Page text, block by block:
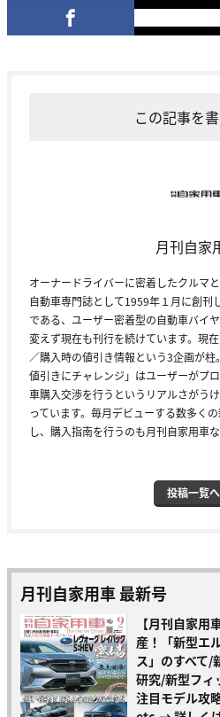
この記事を
月刊自家
オーナードライバーに密着したクルマ
自動車専門誌として1959年１月に創刊
である、ユーザー密着型の自動車バイ
変えず現在も刊行を続けています。現
／購入時の値引き情報という3企画が
値引きにチャレンジ」はユーザーがプ
車購入交渉を行うというリアルさがう
っています。毎月デビューする数多く
し、購入指南を行うのも月刊自家用車な
投稿一覧へ
月刊自家用車 最新号
【月刊自家用
産！「新型エ
ス」のすべて/
研究/新型フィ
注目モデル攻